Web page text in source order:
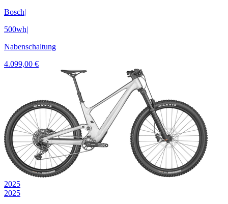
Bosch|
500wh|
Nabenschaltung
4.099,00 €
2025
2025